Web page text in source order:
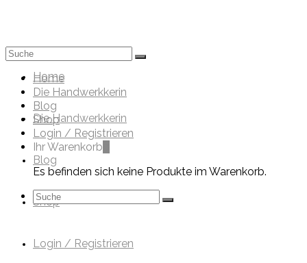
Home
Die Handwerkkerin
Blog
Shop
Login / Registrieren
Suche
Home
Die Handwerkkerin
Blog
Shop
Login / Registrieren
Ihr Warenkorb
Es befinden sich keine Produkte im Warenkorb.
Suche
nach: